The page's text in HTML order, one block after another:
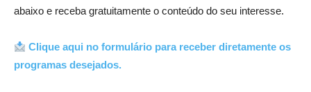
abaixo e receba gratuitamente o conteúdo do seu interesse.
Clique aqui no formulário para receber diretamente os
programas desejados.